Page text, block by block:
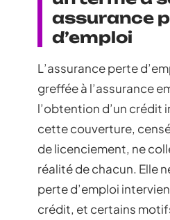
assurance
d’emploi
L’assurance perte
greffée à l’assurance
l’obtention d’un crédit
cette couverture,
de licenciement, ne
réalité de chacun. Elle
perte d’emploi
crédit, et certains